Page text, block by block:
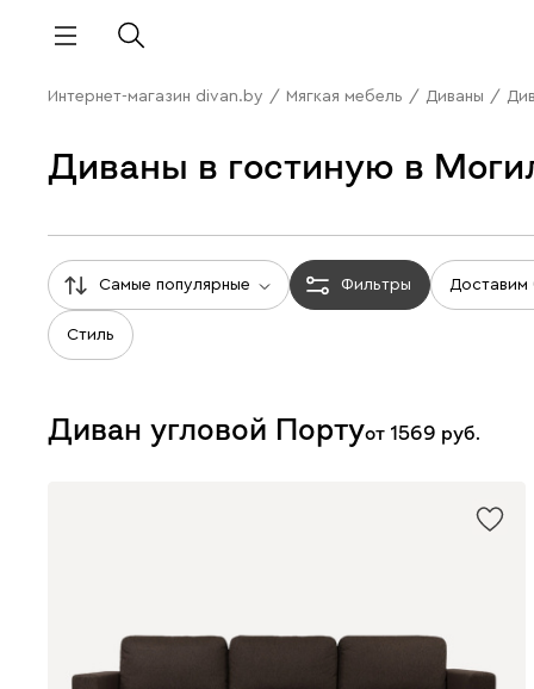
Интернет-магазин divan.by / Мягкая мебель / Диваны /
Диваны в гостиную в
Самые популярные Фильтры Доставим
Стиль
Диван угловой Портуот 1569